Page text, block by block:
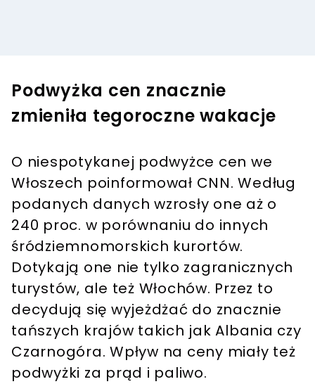
Podwyżka cen znacznie
zmieniła tegoroczne wakacje
O niespotykanej podwyżce cen we
Włoszech poinformował CNN. Według
podanych danych wzrosły one aż o
240 proc. w porównaniu do innych
śródziemnomorskich kurortów.
Dotykają one nie tylko zagranicznych
turystów, ale też Włochów. Przez to
decydują się wyjeżdżać do znacznie
tańszych krajów takich jak Albania czy
Czarnogóra. Wpływ na ceny miały też
podwyżki za prąd i paliwo.